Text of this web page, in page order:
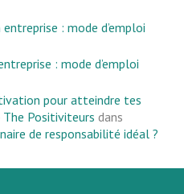
: mode d’emploi
: mode d’emploi
pour atteindre tes
Positiviteurs dans
de responsabilité idéal ?